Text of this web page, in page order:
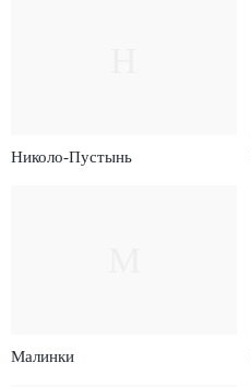
Николо-Пустынь
Малинки